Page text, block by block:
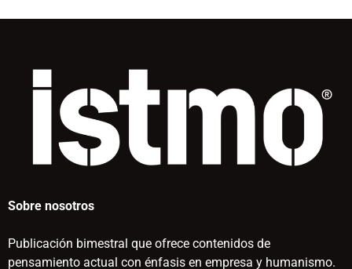
Sobre nosotros
Publicación bimestral que ofrece contenidos de
pensamiento actual con énfasis en empresa y humanismo.